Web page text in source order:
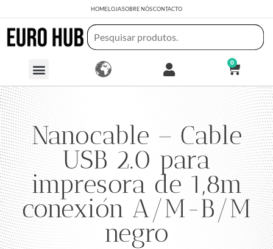
HOMELOJASOBRE NÓSCONTACTO
0
Nanocable – Cable
USB 2.0 para
impresora de 1,8m
conexión A/M-B/M
negro